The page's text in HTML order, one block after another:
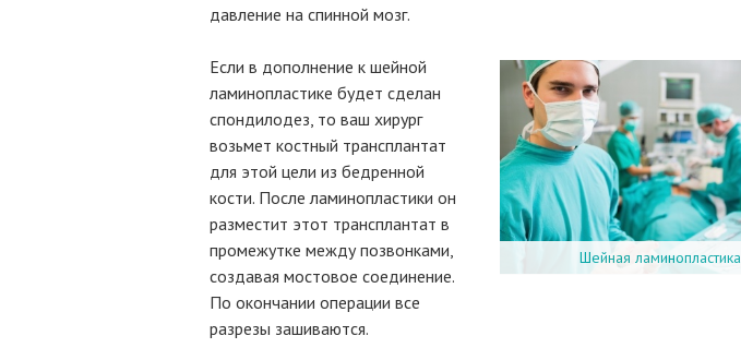
давление на спинной мозг.
Шейная ламинопластика
Если в дополнение к шейной
ламинопластике будет сделан
спондилодез, то ваш хирург
возьмет костный трансплантат
для этой цели из бедренной
кости. После ламинопластики он
разместит этот трансплантат в
промежутке между позвонками,
создавая мостовое соединение.
По окончании операции все
разрезы зашиваются.